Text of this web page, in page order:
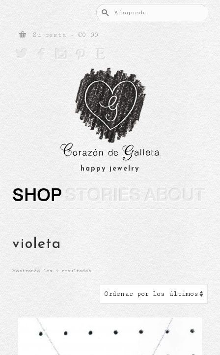
Buscar
por:
Su cesta - €0.00
    
happy jewelry
SHOP STORIES ABOUT
violeta
Mostrando los 4 resultados